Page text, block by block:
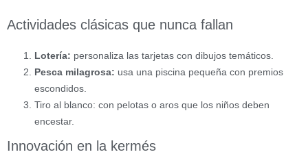
Actividades clásicas que nunca fallan
Lotería: personaliza las tarjetas con dibujos temáticos.
Pesca milagrosa: usa una piscina pequeña con premios
escondidos.
Tiro al blanco: con pelotas o aros que los niños deben
encestar.
Innovación en la kermés